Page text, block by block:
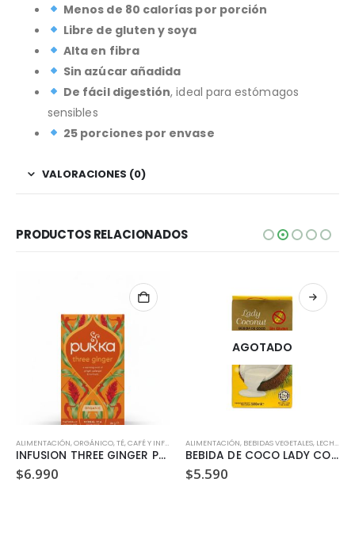
Menos de 80 calorías por porción
Libre de gluten y soya
Alta en fibra
Sin azúcar añadida
De fácil digestión, ideal para estómagos
sensibles
25 porciones por envase
VALORACIONES (0)
PRODUCTOS RELACIONADOS
, SIN LACTOSA
ALIMENTACIÓN,ORGÁNICO,TÉ, CAFÉ Y INFUSIONES ,VEGANO
INFUSION THREE GINGER PUKKA
$6.990
AGOTADO
ALIMENTACIÓN, BEBIDAS VEGETALES, LECHES Y JUGOS
BEBIDA DE COCO LADY COCONUT 500 ML
$5.590